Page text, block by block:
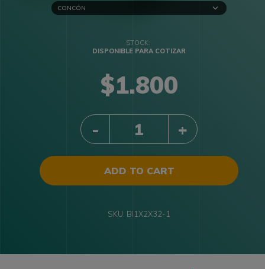
DISPONIBLE PARA COTIZAR
$1.800
ADD TO CART
SKU: BI1X2X32-1